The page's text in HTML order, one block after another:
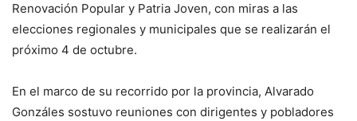
Renovación Popular y Patria Joven, con miras a las
elecciones regionales y municipales que se realizarán el
próximo 4 de octubre.
En el marco de su recorrido por la provincia, Alvarado
Gonzáles sostuvo reuniones con dirigentes y pobladores